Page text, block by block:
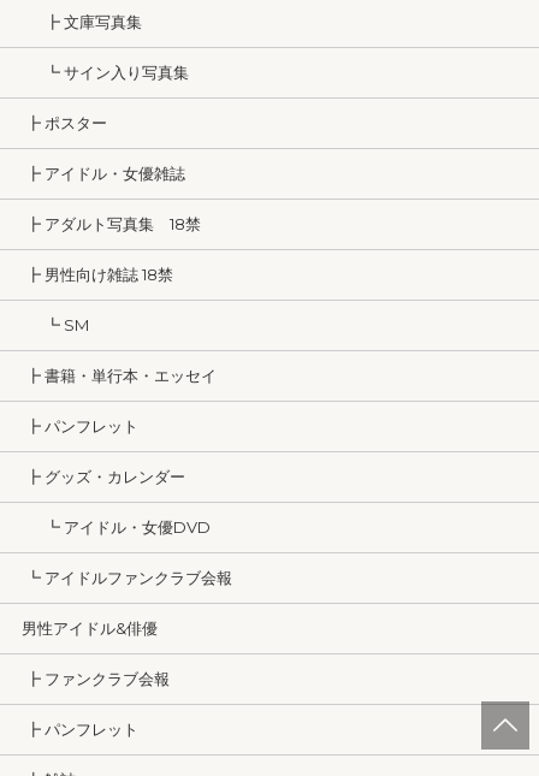
┣ 文庫写真集
┗ サイン入り写真集
┣ ポスター
┣ アイドル・女優雑誌
┣ アダルト写真集 18禁
┣ 男性向け雑誌 18禁
┗ SM
┣ 書籍・単行本・エッセイ
┣ パンフレット
┣ グッズ・カレンダー
┗ アイドル・女優DVD
┗ アイドルファンクラブ会報
男性アイドル&俳優
┣ ファンクラブ会報
┣ パンフレット